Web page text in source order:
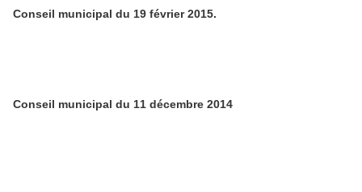
Conseil municipal du 19 février 2015.
Conseil municipal du 11 décembre 2014